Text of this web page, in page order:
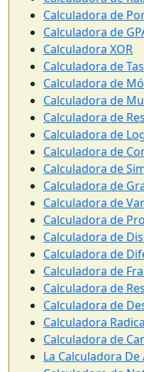
Calculadora de
Calculadora de
Calculadora XOR
Calculadora de
Calculadora de
Calculadora de
Calculadora de
Calculadora de
Calculadora de
Calculadora de
Calculadora de
Calculadora de
Calculadora de
Calculadora de
Calculadora de
Calculadora de
Calculadora de
Calculadora de
Calculadora
Calculadora de
La Calculadora De